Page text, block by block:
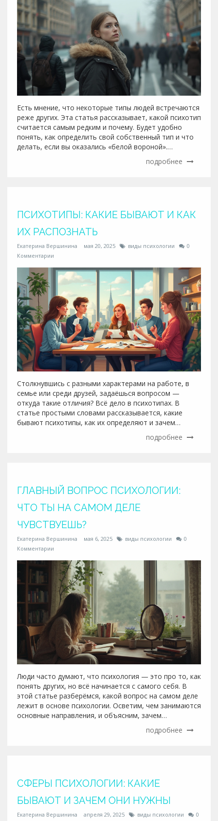
Есть мнение, что некоторые типы людей встречаются
реже других. Эта статья рассказывает, какой психотип
считается самым редким и почему. Будет удобно
понять, как определить свой собственный тип и что
делать, если вы оказались «белой вороной».
Разбираемся на реальных примерах и даём советы
для общения и саморазвития. Всё просто и без
подробнее
ПСИХОТИПЫ: КАКИЕ БЫВАЮТ И КАК
ИХ РАСПОЗНАТЬ
Екатерина Вершинина мая 20, 2025 виды психологии
0
Комментарии
Столкнувшись с разными характерами на работе, в
семье или среди друзей, задаёшься вопросом —
откуда такие отличия? Всё дело в психотипах. В
статье простыми словами рассказывается, какие
бывают психотипы, как их определяют и зачем
вообще нужно это знать. Приведены не только
классификации, но и примеры из жизни, а ещё —
подробнее
ГЛАВНЫЙ ВОПРОС ПСИХОЛОГИИ:
ЧТО ТЫ НА САМОМ ДЕЛЕ
ЧУВСТВУЕШЬ?
Екатерина Вершинина мая 6, 2025 виды психологии
0
Комментарии
Люди часто думают, что психология — это про то, как
понять других, но всё начинается с самого себя. В
этой статье разберёмся, какой вопрос на самом деле
лежит в основе психологии. Осветим, чем занимаются
основные направления, и объясним, зачем
внутрь себя. Поговорим о популярных ошибках и
подробнее
СФЕРЫ ПСИХОЛОГИИ: КАКИЕ
БЫВАЮТ И ЗАЧЕМ ОНИ НУЖНЫ
Екатерина Вершинина апреля 29, 2025 виды психологии
0